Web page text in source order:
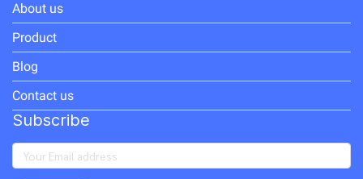
About us
Product
Blog
Contact us
Subscribe